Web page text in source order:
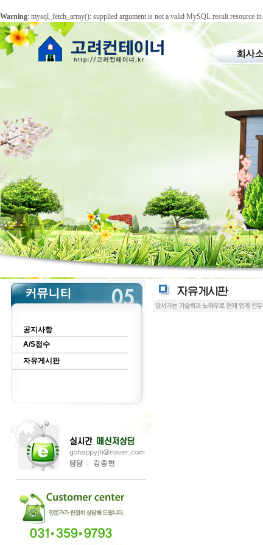
Warning: mysql_fetch_array(): supplied argument is not a valid MySQL result resource in
공지사항
A/S접수
자유게시판